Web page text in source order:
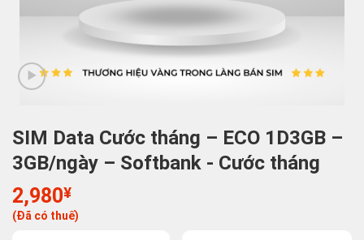
SIM Data Cước tháng – ECO 1D3GB –
3GB/ngày – Softbank - Cước tháng
2,980¥
(Đã có thuế)